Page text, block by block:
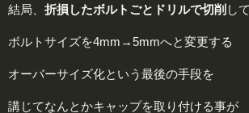
結局、 折損したボルトごとドリルで切削 し
ボルトサイズを4mm→5mmへと変更する
オーバーサイズ化という最後の手段を
講じてなんとかキャップを取り付ける事が